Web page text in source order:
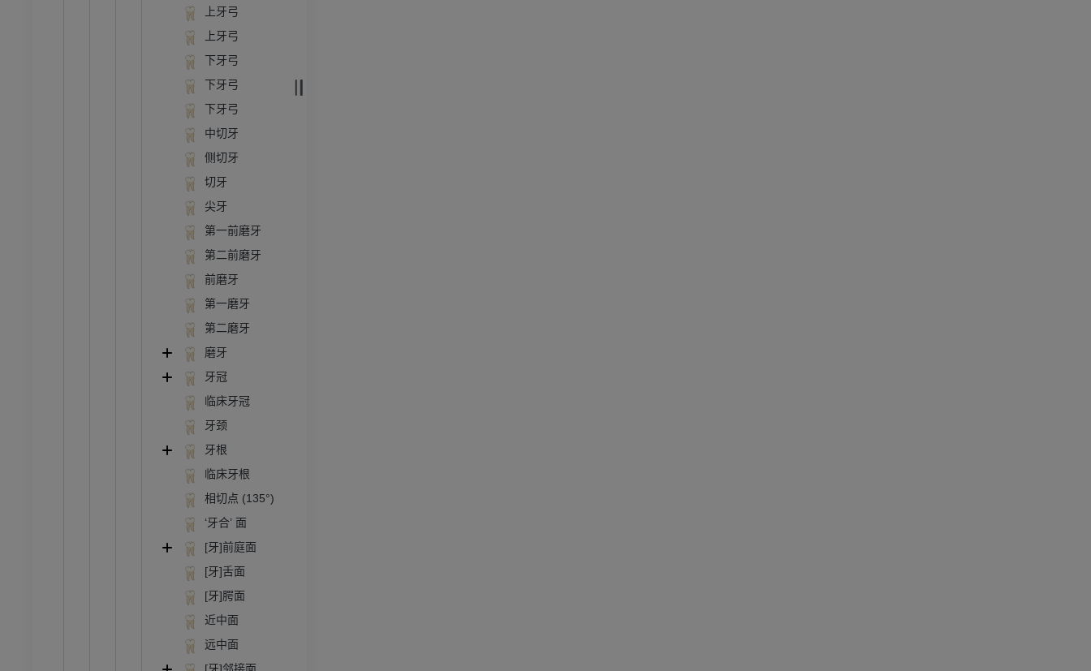
上牙弓
上牙弓
下牙弓
下牙弓
下牙弓
中切牙
侧切牙
切牙
尖牙
第一前磨牙
第二前磨牙
前磨牙
第一磨牙
第二磨牙
磨牙
牙冠
临床牙冠
牙颈
牙根
临床牙根
相切点 (135°)
‘牙合’ 面
[牙]前庭面
[牙]舌面
[牙]腭面
近中面
远中面